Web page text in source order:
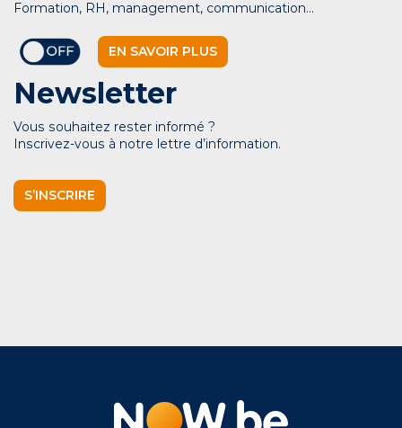
Formation, RH, management, communication…
EN SAVOIR PLUS
Newsletter
Vous souhaitez rester informé ?
Inscrivez-vous à notre lettre d’information.
S’INSCRIRE